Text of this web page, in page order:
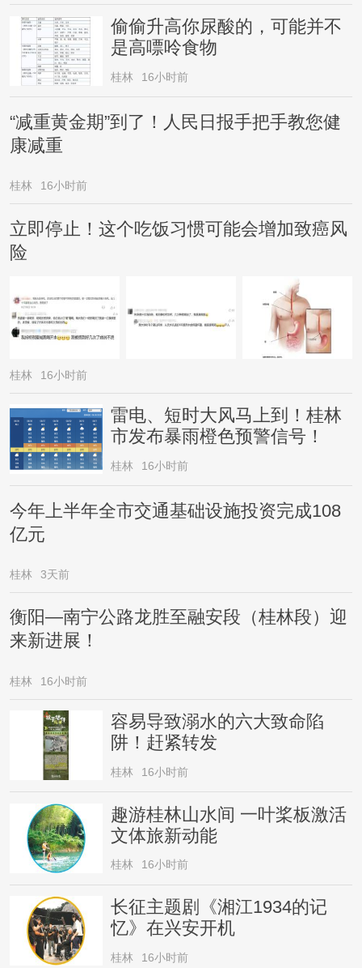
偷偷升高你尿酸的，可能并不
是高嘌呤食物
桂林 16小时前
“减重黄金期”到了！人民日报手把手教您健
康减重
桂林 16小时前
立即停止！这个吃饭习惯可能会增加致癌风
险
桂林 16小时前
雷电、短时大风马上到！桂林
市发布暴雨橙色预警信号！
桂林 16小时前
今年上半年全市交通基础设施投资完成108
亿元
桂林 3天前
衡阳—南宁公路龙胜至融安段（桂林段）迎
来新进展！
桂林 16小时前
容易导致溺水的六大致命陷
阱！赶紧转发
桂林 16小时前
趣游桂林山水间 一叶桨板激活
文体旅新动能
桂林 16小时前
长征主题剧《湘江1934的记
忆》在兴安开机
桂林 16小时前